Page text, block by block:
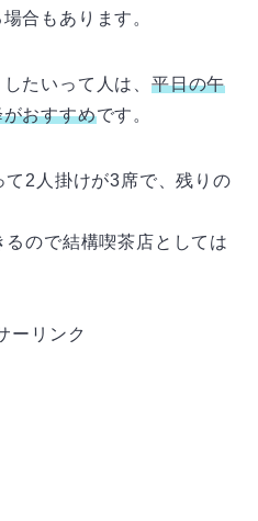
合もあります。
たいって人は、平日の午
おすすめです。
2人掛けが3席で、残りの
ので結構喫茶店としては
ーリンク